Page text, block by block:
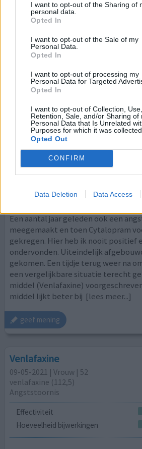
I want to opt-out of the Sharing of
personal data.
Opted In
I want to opt-out of the Sale of my
Personal Data.
Opted In
I want to opt-out of processing my
Personal Data for Targeted
Opted In
I want to opt-out of Collection, Use,
Retention, Sale, and/or Sharing of
Personal Data that Is Unrelated
Purposes for which it was collected.
Opted Out
CONFIRM
Data Deletion Data Access
gehad. Het voelde heerlijk! Alsof ik
mij heen had en de wereld veel
ware net als 'normale' mensen om
Ik kreeg er electrische schokken van
geef mening
Venlafaxine
09-06-2021 | Vrouw | 36
venlafaxine (150mg)
Angststoornis
Hoeveelheid bijwerkingen
Een aantal jaar geleden ook een
meegemaakt en toen Cytalopram
gekregen. Hier heb ik nooit positief
ondervonden. Uiteindelijk
gekomen. Een tijdje terug weer na
een vergelijkbare situatie terecht
middel (Venlafaxine)
middel lijkt beter bij [lees meer...]
geef mening
Venlafaxine
09-05-2021 | Vrouw | 52
venlafaxine (112,5)
Angststoornis
Effectiviteit
Hoeveelheid bijwerkingen